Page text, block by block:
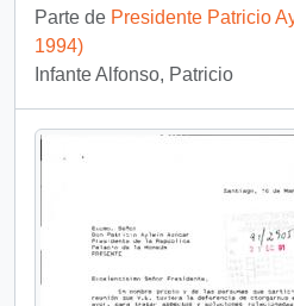
Parte de Presidente Patricio
1994)
Infante Alfonso, Patricio